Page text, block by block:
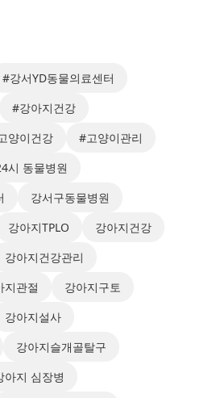
#강서YD동물의료센터
#강아지건강
양이건강
#고양이관리
시 동물병원
강서구동물병원
강아지TPLO
강아지건강
강아지건강관리
지관절
강아지구토
강아지설사
강아지슬개골탈구
아지 심장병